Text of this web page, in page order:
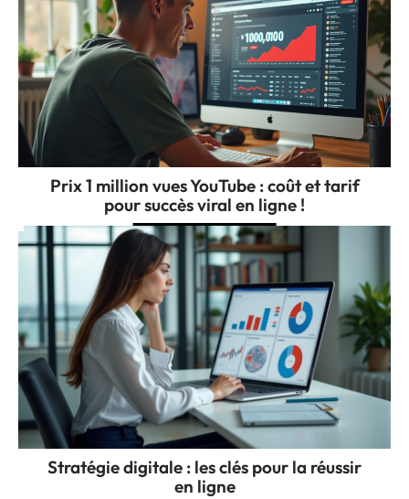
Prix 1 million vues YouTube : coût et tarif
pour succès viral en ligne !
Stratégie digitale : les clés pour la réussir
en ligne